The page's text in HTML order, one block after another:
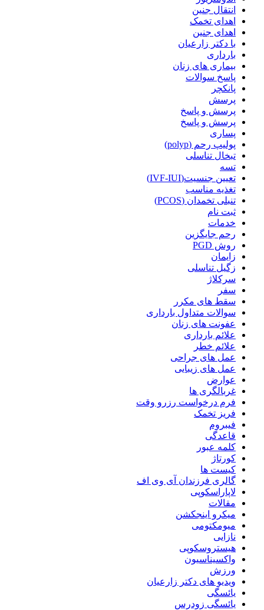
انتقال جنین
اهدای تخمک
اهدای جنین
با دکتر زارعیان
بارداری
بیماری های زنان
پاسخ سوالات
پانکچر
پرسش
پرسش و پاسخ
پرسش و پاسخ
پساری
پولیپ رحم (polyp)
تبخال تناسلی
تسه
تعیین جنسیت(IVF-IUI)
تغذیه مناسب
تنبلی تخمدان (PCOS)
ثبت نام
خدمات
رحم جایگزین
روش PGD
زایمان
زگیل تناسلی
سرکلاژ
سفر
سقط های مکرر
سوالات متداول بارداری
عفونت های زنان
علائم بارداری
علائم خطر
عمل های جراحی
عمل های زیبایی
عوارض
غربالگری ها
فرم درخواست رزرو وقت
فریز تخمک
فیبروم
قاعدگی
کلمه عبور
کورتاژ
کیست ها
گالری فرزندان آی وی اف
لاپاراسکوپی
مقالات
میکرو اینجکشن
میومکتومی
نازایی
هیستروسکوپی
واکسیناسیون
ورزش
ویدیو های دکتر زارعیان
یائسگی
یائسگی زودرس